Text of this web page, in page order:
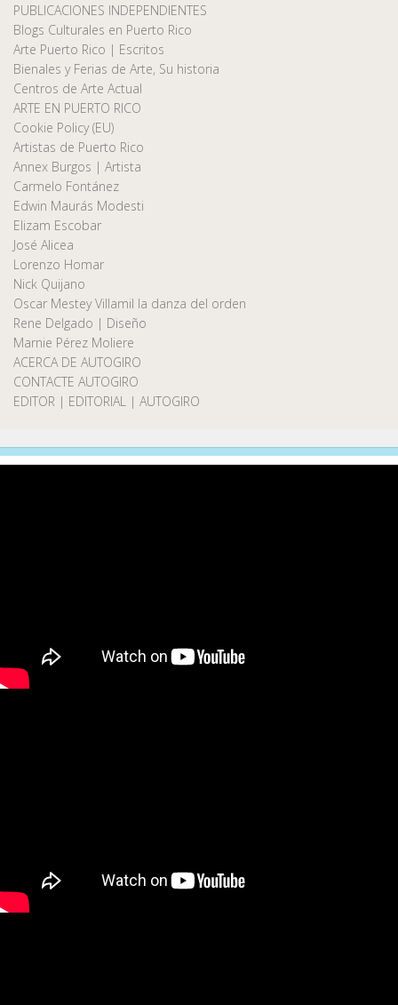
PUBLICACIONES INDEPENDIENTES
Blogs Culturales en Puerto Rico
Arte Puerto Rico | Escritos
Bienales y Ferias de Arte, Su historia
Centros de Arte Actual
ARTE EN PUERTO RICO
Cookie Policy (EU)
Artistas de Puerto Rico
Annex Burgos | Artista
Carmelo Fontánez
Edwin Maurás Modesti
Elizam Escobar
José Alicea
Lorenzo Homar
Nick Quijano
Oscar Mestey Villamil la danza del orden
Rene Delgado | Diseño
Marnie Pérez Moliere
ACERCA DE AUTOGIRO
CONTACTE AUTOGIRO
EDITOR | EDITORIAL | AUTOGIRO